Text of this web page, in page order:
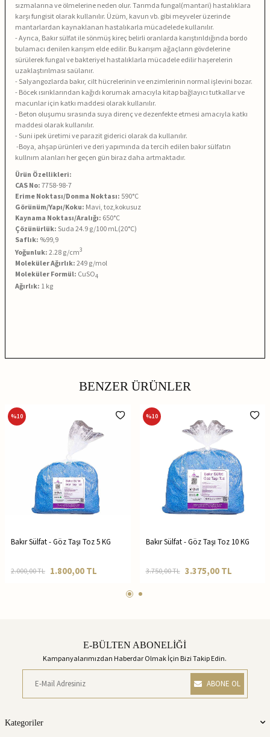
sızmalarına ve ölmelerine neden olur. Tarımda fungal(mantari) hastalıklara
karşı fungisit olarak kullanılır. Üzüm, kavun vb. gibi meyveler üzerinde
mantarlardan kaynaklanan hastalıkarla mücadelede kullanılır.
- Ayrıca, Bakır sülfat ile sönmüş kireç belirli oranlarda karıştırıldığında bordo
bulamacı denilen karışım elde edilir. Bu karışım ağaçların gövdelerine
sürülerek fungal ve bakteriyel hastalıklarla mücadele edilir haşerelerin
uzaklaştırılması saülanır.
- Salyangozlarda bakır, cilt hücrelerinin ve enzimlerinin normal işlevini bozar.
- Böcek ısırıklarından kağıdı korumak amacıyla kitap bağlayıcı tutkallar ve
macunlar için katkı maddesi olarak kullanılır.
- Beton oluşumu sırasında suya direnç ve dezenfekte etmesi amacıyla katkı
maddesi olarak kullanılır.
- Suni ipek üretimi ve parazit giderici olarak da kullanılır.
-Boya, ahşap ürünleri ve deri yapımında da tercih edilen bakır sülfatın
kullnım alanları her geçen gün biraz daha artmaktadır.
Ürün Özellikleri:
CAS No: 7758-98-7
Erime Noktası/Donma Noktası: 590°C
Görünüm/Yapı/Koku: Mavi, toz,kokusuz
Kaynama Noktası/Aralığı: 650°C
Çözünürlük: Suda 24.9 g/100 mL(20°C)
Saflık: %99,9
Yoğunluk: 2.28 g/cm3
Moleküler Ağırlık: 249 g/mol
Moleküler Formül: CuSO4
Ağırlık: 1 kg
BENZER ÜRÜNLER
%10
Bakır Sülfat - Göz Taşı Toz 5 KG
2.000,00TL 1.800,00 TL
%10
Bakır Sülfat - Göz Taşı Toz 10 KG
3.750,00TL 3.375,00TL
E-BÜLTEN ABONELİĞİ
Kampanyalarımızdan Haberdar Olmak İçin Bizi Takip Edin.
ABONE OL
Kategoriler